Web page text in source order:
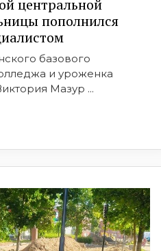
центральной
пополнился
базового
и уроженка
Мазур ...